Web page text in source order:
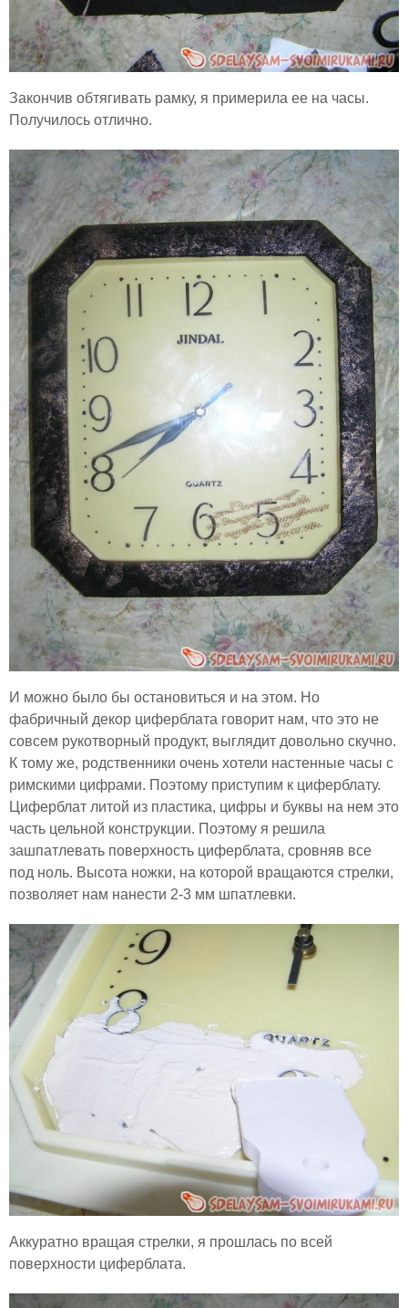
Закончив обтягивать рамку, я примерила ее на часы.
Получилось отлично.
И можно было бы остановиться и на этом. Но
фабричный декор циферблата говорит нам, что это не
совсем рукотворный продукт, выглядит довольно скучно.
К тому же, родственники очень хотели настенные часы с
римскими цифрами. Поэтому приступим к циферблату.
Циферблат литой из пластика, цифры и буквы на нем это
часть цельной конструкции. Поэтому я решила
зашпатлевать поверхность циферблата, сровняв все
под ноль. Высота ножки, на которой вращаются стрелки,
позволяет нам нанести 2-3 мм шпатлевки.
Аккуратно вращая стрелки, я прошлась по всей
поверхности циферблата.